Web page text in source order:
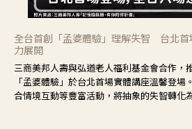
全台首創「孟婆體驗」理解失智 台北首
力展開
三商美邦人壽與弘道老人福利基金會合作，
「孟婆體驗」於台北首場實體講座溫馨登
合情境互動等豐富活動，將抽象的失智轉化